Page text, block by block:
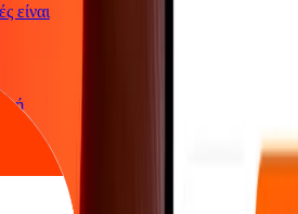
είναι